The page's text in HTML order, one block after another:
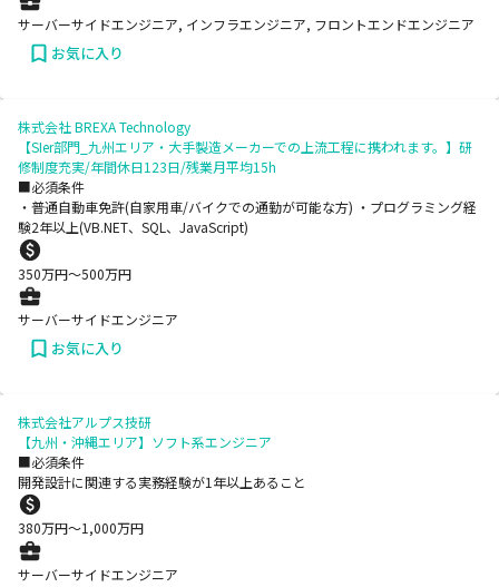
サーバーサイドエンジニア, インフラエンジニア, フロントエンドエンジニア
お気に入り
株式会社 BREXA Technology
【SIer部門_九州エリア・大手製造メーカーでの上流工程に携われます。】研
修制度充実/年間休日123日/残業月平均15h
■必須条件
・普通自動車免許(自家用車/バイクでの通勤が可能な方) ・プログラミング経
験2年以上(VB.NET、SQL、JavaScript)
350万円〜500万円
サーバーサイドエンジニア
お気に入り
株式会社アルプス技研
【九州・沖縄エリア】ソフト系エンジニア
■必須条件
開発設計に関連する実務経験が1年以上あること
380万円〜1,000万円
サーバーサイドエンジニア